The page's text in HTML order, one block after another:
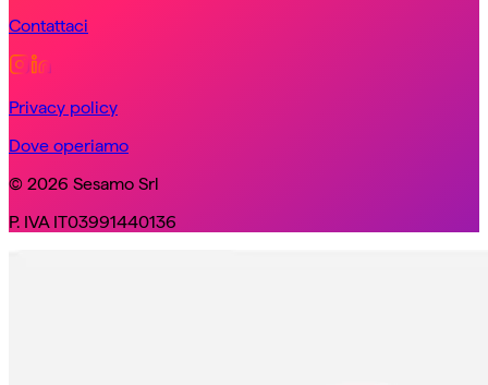
Contattaci
Privacy policy
Dove operiamo
© 2026 Sesamo Srl
P. IVA IT03991440136